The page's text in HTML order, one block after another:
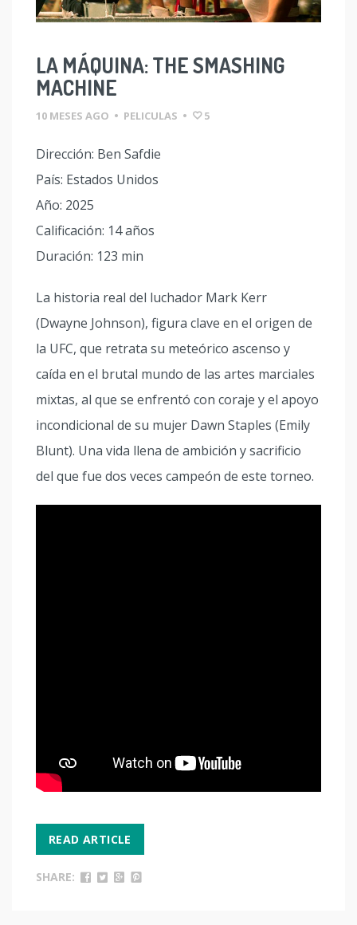
LA MÁQUINA: THE SMASHING
MACHINE
10 MESES AGO • PELICULAS • 5
Dirección: Ben Safdie
País: Estados Unidos
Año: 2025
Calificación: 14 años
Duración: 123 min
La historia real del luchador Mark Kerr
(Dwayne Johnson), figura clave en el origen de
la UFC, que retrata su meteórico ascenso y
caída en el brutal mundo de las artes marciales
mixtas, al que se enfrentó con coraje y el apoyo
incondicional de su mujer Dawn Staples (Emily
Blunt). Una vida llena de ambición y sacrificio
del que fue dos veces campeón de este torneo.
READ ARTICLE
SHARE: